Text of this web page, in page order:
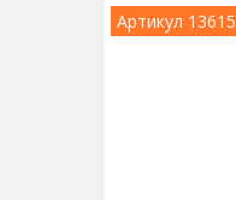
Артикул 13615